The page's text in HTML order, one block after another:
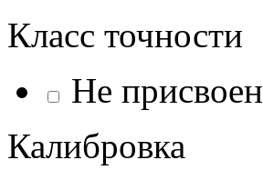
Класс точности
Не присвоен
Калибровка